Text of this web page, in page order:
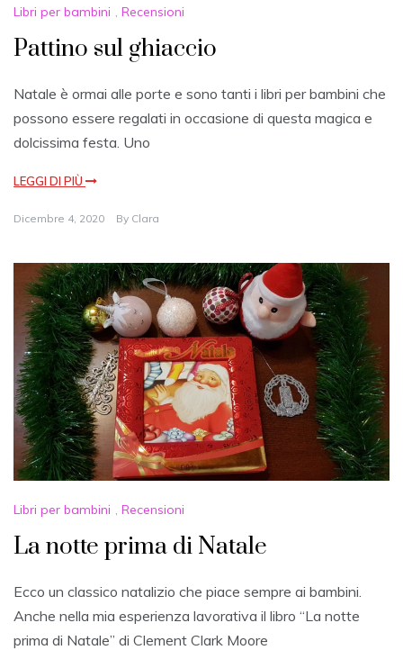
Libri per bambini , Recensioni
Pattino sul ghiaccio
Natale è ormai alle porte e sono tanti i libri per bambini che
possono essere regalati in occasione di questa magica e
dolcissima festa. Uno
LEGGI DI PIÙ
Dicembre 4, 2020 By Clara
Libri per bambini Recensioni
La notte prima di Natale
Ecco un classico natalizio che piace sempre ai bambini.
Anche nella mia esperienza lavorativa il libro “La notte
prima di Natale” di Clement Clark Moore